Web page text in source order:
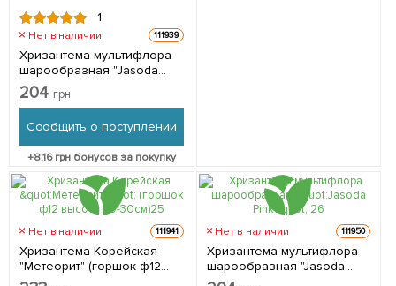
1
Нет в наличии 111939
Хризантема мультифлора
шарообразная "Jasoda
Orange" 1 саженец в
упаковке
204 грн
Сообщить о поступлении
+8.16грн бонусов за покупку
Нет в наличии 111941
Хризантема Корейская
"Метеорит" (горшок ф12
высота 20-30см) 1 саженец
Нет в наличии 111950
Хризантема мультифлора
шарообразная "Jasoda